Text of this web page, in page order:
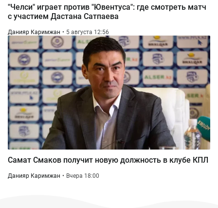
"Челси" играет против "Ювентуса": где смотреть матч
с участием Дастана Сатпаева
Данияр Каримжан 5 августа 12:56
Самат Смаков получит новую должность в клубе КПЛ
Данияр Каримжан Вчера 18:00